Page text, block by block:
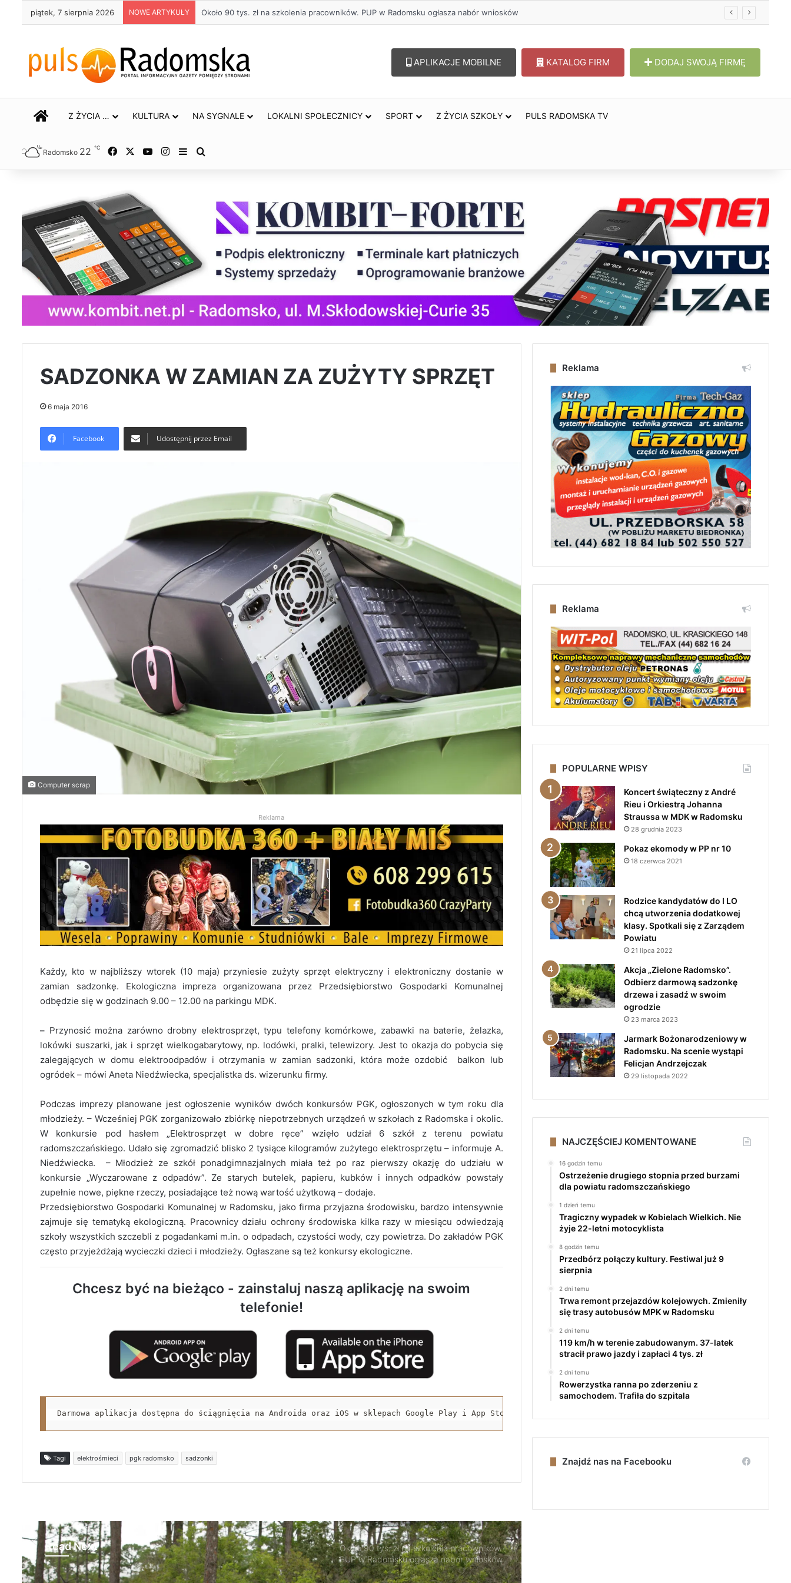
piątek, 7 sierpnia 2026 NOWE ARTYKUŁY Życie bez alkoholu – lepszy wybór. Radomsko włącza się w Miesiąc Trzeźwości
APLIKACJE MOBILNE KATALOG FIRM DODAJ SWOJĄ FIRMĘ
STRONA GŁÓWNA
Z ŻYCIA … KULTURA NA SYGNALE LOKALNI SPOŁECZNICY SPORT Z ŻYCIA SZKOŁY PULS RADOMSKA TV
Radomsko 22 ℃ Facebook YouTubeInstagram
Sidebar
SADZONKA W ZAMIAN ZA ZUŻYTY SPRZĘT
6 maja 2016
Facebook Udostępnij przez Email
Computer scrap
Reklama
Każdy, kto w najbliższy wtorek (10 maja) przyniesie zużyty sprzęt elektryczny i elektroniczny dostanie w
zamian sadzonkę. Ekologiczna impreza organizowana przez Przedsiębiorstwo Gospodarki Komunalnej
odbędzie się w godzinach 9.00 – 12.00 na parkingu MDK.
– Przynosić można zarówno drobny elektrosprzęt, typu telefony komórkowe, zabawki na baterie, żelazka,
lokówki suszarki, jak i sprzęt wielkogabarytowy, np. lodówki, pralki, telewizory. Jest to okazja do pobycia się
zalegających w domu elektroodpadów i otrzymania w zamian sadzonki, która może ozdobić balkon lub
ogródek – mówi Aneta Niedźwiecka, specjalistka ds. wizerunku firmy.
Podczas imprezy planowane jest ogłoszenie wyników dwóch konkursów PGK, ogłoszonych w tym roku dla
młodzieży. – Wcześniej PGK zorganizowało zbiórkę niepotrzebnych urządzeń w szkołach z Radomska i okolic.
W konkursie pod hasłem „Elektrosprzęt w dobre ręce” wzięło udział 6 szkół z terenu powiatu
radomszczańskiego. Udało się zgromadzić blisko 2 tysiące kilogramów zużytego elektrosprzętu – informuje A.
Niedźwiecka. – Młodzież ze szkół ponadgimnazjalnych miała też po raz pierwszy okazję do udziału w
konkursie „Wyczarowane z odpadów”. Ze starych butelek, papieru, kubków i innych odpadków powstały
zupełnie nowe, piękne rzeczy, posiadające też nową wartość użytkową – dodaje.
Przedsiębiorstwo Gospodarki Komunalnej w Radomsku, jako firma przyjazna środowisku, bardzo intensywnie
zajmuje się tematyką ekologiczną. Pracownicy działu ochrony środowiska kilka razy w miesiącu odwiedzają
szkoły wszystkich szczebli z pogadankami m.in. o odpadach, czystości wody, czy powietrza. Do zakładów PGK
często przyjeżdżają wycieczki dzieci i młodzieży. Ogłaszane są też konkursy ekologiczne.
Chcesz być na bieżąco - zainstaluj naszą aplikację na swoim
telefonie!
Darmowa aplikacja dostępna do ściągnięcia na Androida oraz iOS w sklepach Google Play i App Store.
Tagi elektrośmieci pgk radomsko sadzonki
Read Next
atrakcje dla całych rodzin
1 sierpnia o godzinie „W” zawyją syreny w
Radomsku
inwestycyjnej w Radomsku
Około 90 tys. zł na szkolenia pracowników.
PUP w Radomsku ogłasza nabór wniosków
Reklama
Reklama
POPULARNE WPISY
Koncert świąteczny z André
Rieu i Orkiestrą Johanna
Straussa w MDK w Radomsku
28 grudnia 2023
Pokaz ekomody w PP nr 10
18 czerwca 2021
Rodzice kandydatów do I LO
chcą utworzenia dodatkowej
klasy. Spotkali się z Zarządem
Powiatu
21 lipca 2022
Akcja „Zielone Radomsko”.
Odbierz darmową sadzonkę
drzewa i zasadź w swoim
ogrodzie
23 marca 2023
Jarmark Bożonarodzeniowy w
Radomsku. Na scenie wystąpi
Felicjan Andrzejczak
29 listopada 2022
NAJCZĘŚCIEJ KOMENTOWANE
16 godzin temu
Ostrzeżenie drugiego stopnia przed burzami
dla powiatu radomszczańskiego
1 dzień temu
Tragiczny wypadek w Kobielach Wielkich. Nie
żyje 22-letni motocyklista
8 godzin temu
Przedbórz połączy kultury. Festiwal już 9
sierpnia
2 dni temu
Trwa remont przejazdów kolejowych. Zmieniły
się trasy autobusów MPK w Radomsku
2 dni temu
119 km/h w terenie zabudowanym. 37-latek
stracił prawo jazdy i zapłaci 4 tys. zł
2 dni temu
Rowerzystka ranna po zderzeniu z
samochodem. Trafiła do szpitala
Znajdź nas na Facebooku